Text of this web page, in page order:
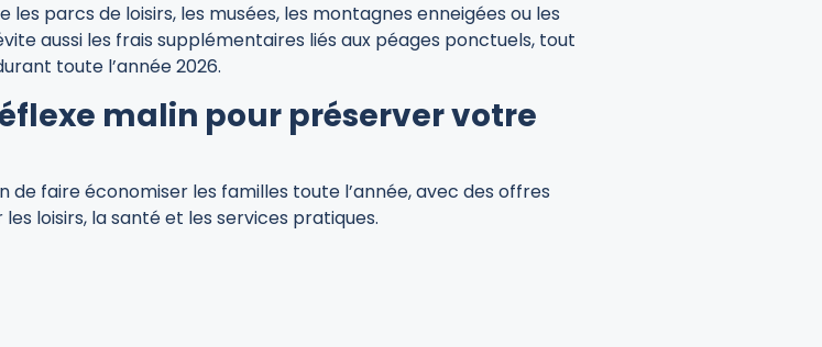
les parcs de loisirs, les musées, les montagnes enneigées ou les
aussi les frais supplémentaires liés aux péages ponctuels, tout
toute l’année 2026.
malin pour préserver votre
faire économiser les familles toute l’année, avec des offres
loisirs, la santé et les services pratiques.